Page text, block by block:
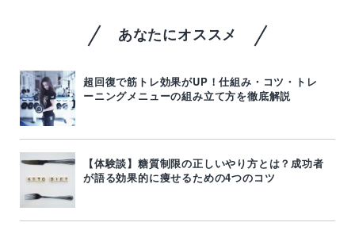
あなたにオススメ
超回復で筋トレ効果がUP！仕組み・コツ・トレ
ーニングメニューの組み立て方を徹底解説
【体験談】糖質制限の正しいやり方とは？成功者
が語る効果的に痩せるための4つのコツ